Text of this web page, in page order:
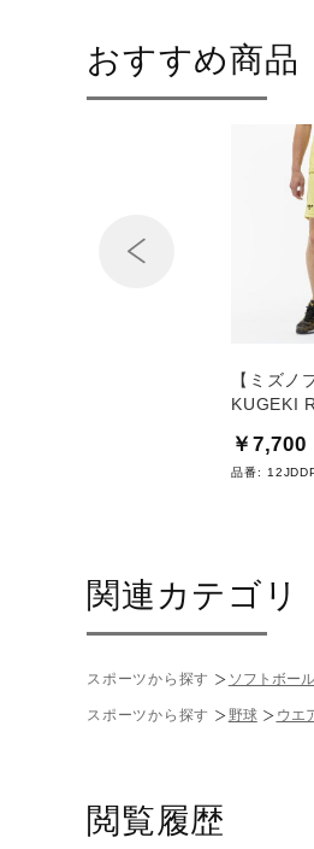
おすすめ商品
【ミズノ
KUGEKI
￥7,700
品番:
関連カテゴリ
スポーツから探す ソフトボール
スポーツから探す 野球 ウエ
閲覧履歴